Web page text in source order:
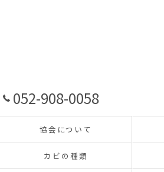
052-908-0058
協会について
カビの種類